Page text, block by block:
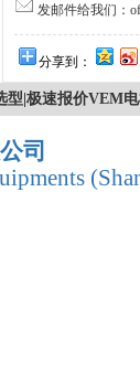
发邮件给我们：
分享到：
型|极速报价VEM
司